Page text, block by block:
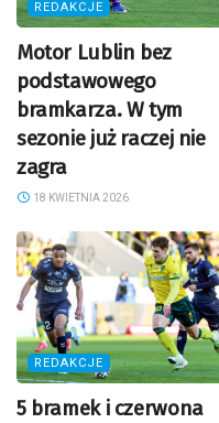
REDAKCJE
Motor Lublin bez
podstawowego
bramkarza. W tym
sezonie już raczej nie
zagra
18 KWIETNIA 2026
REDAKCJE
5 bramek i czerwona